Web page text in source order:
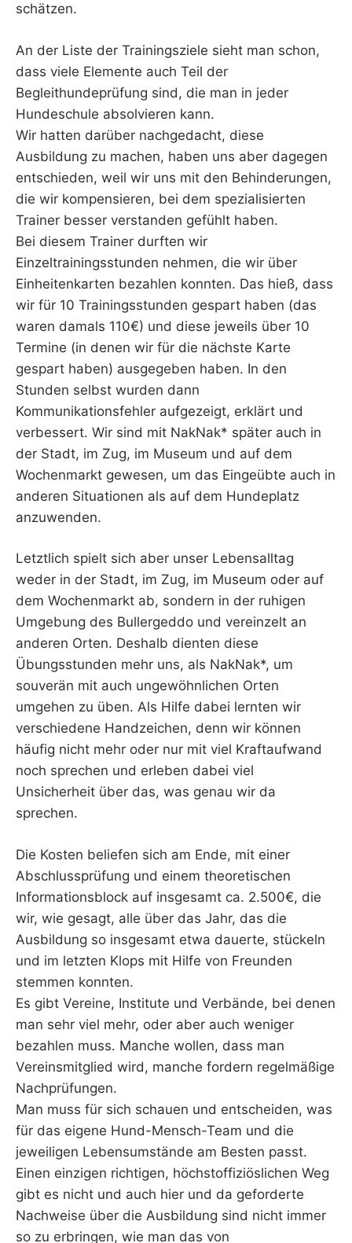
schätzen.
An der Liste der Trainingsziele sieht man schon,
dass viele Elemente auch Teil der
Begleithundeprüfung sind, die man in jeder
Hundeschule absolvieren kann.
Wir hatten darüber nachgedacht, diese
Ausbildung zu machen, haben uns aber dagegen
entschieden, weil wir uns mit den Behinderungen,
die wir kompensieren, bei dem spezialisierten
Trainer besser verstanden gefühlt haben.
Bei diesem Trainer durften wir
Einzeltrainingsstunden nehmen, die wir über
Einheitenkarten bezahlen konnten. Das hieß, dass
wir für 10 Trainingsstunden gespart haben (das
waren damals 110€) und diese jeweils über 10
Termine (in denen wir für die nächste Karte
gespart haben) ausgegeben haben. In den
Stunden selbst wurden dann
Kommunikationsfehler aufgezeigt, erklärt und
verbessert. Wir sind mit NakNak* später auch in
der Stadt, im Zug, im Museum und auf dem
Wochenmarkt gewesen, um das Eingeübte auch in
anderen Situationen als auf dem Hundeplatz
anzuwenden.
Letztlich spielt sich aber unser Lebensalltag
weder in der Stadt, im Zug, im Museum oder auf
dem Wochenmarkt ab, sondern in der ruhigen
Umgebung des Bullergeddo und vereinzelt an
anderen Orten. Deshalb dienten diese
Übungsstunden mehr uns, als NakNak*, um
souverän mit auch ungewöhnlichen Orten
umgehen zu üben. Als Hilfe dabei lernten wir
verschiedene Handzeichen, denn wir können
häufig nicht mehr oder nur mit viel Kraftaufwand
noch sprechen und erleben dabei viel
Unsicherheit über das, was genau wir da
sprechen.
Die Kosten beliefen sich am Ende, mit einer
Abschlussprüfung und einem theoretischen
Informationsblock auf insgesamt ca. 2.500€, die
wir, wie gesagt, alle über das Jahr, das die
Ausbildung so insgesamt etwa dauerte, stückeln
und im letzten Klops mit Hilfe von Freunden
stemmen konnten.
Es gibt Vereine, Institute und Verbände, bei denen
man sehr viel mehr, oder aber auch weniger
bezahlen muss. Manche wollen, dass man
Vereinsmitglied wird, manche fordern regelmäßige
Nachprüfungen.
Man muss für sich schauen und entscheiden, was
für das eigene Hund-Mensch-Team und die
jeweiligen Lebensumstände am Besten passt.
Einen einzigen richtigen, höchstoffiziöslichen Weg
gibt es nicht und auch hier und da geforderte
Nachweise über die Ausbildung sind nicht immer
so zu erbringen, wie man das von